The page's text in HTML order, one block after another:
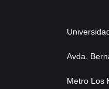
Avda.
Metro Los